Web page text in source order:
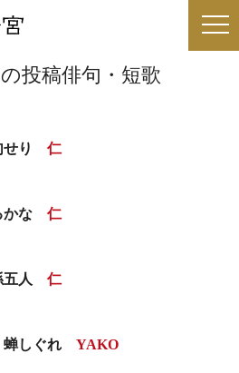
投稿俳句・短歌
せり 仁
かな 仁
五人 仁
蝉しぐれ YAKO